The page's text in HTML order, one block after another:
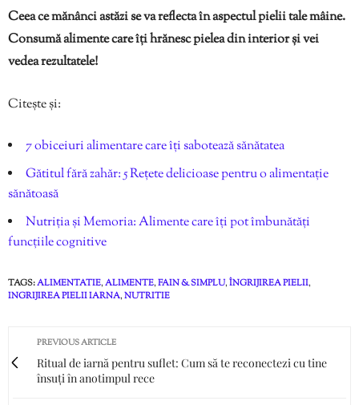
Ceea ce mănânci astăzi se va reflecta în aspectul pielii tale mâine.
Consumă alimente care îți hrănesc pielea din interior și vei
vedea rezultatele!
Citește și:
7 obiceiuri alimentare care îți sabotează sănătatea
Gătitul fără zahăr: 5 Rețete delicioase pentru o alimentație
sănătoasă
Nutriția și Memoria: Alimente care îți pot îmbunătăți
funcțiile cognitive
TAGS:ALIMENTATIE,ALIMENTE,FAIN & SIMPLU,ÎNGRIJIREA PIELII,
INGRIJIREA PIELII IARNA,NUTRITIE
PREVIOUS ARTICLE
Ritual de iarnă pentru suflet: Cum să te reconectezi cu tine
însuți în anotimpul rece